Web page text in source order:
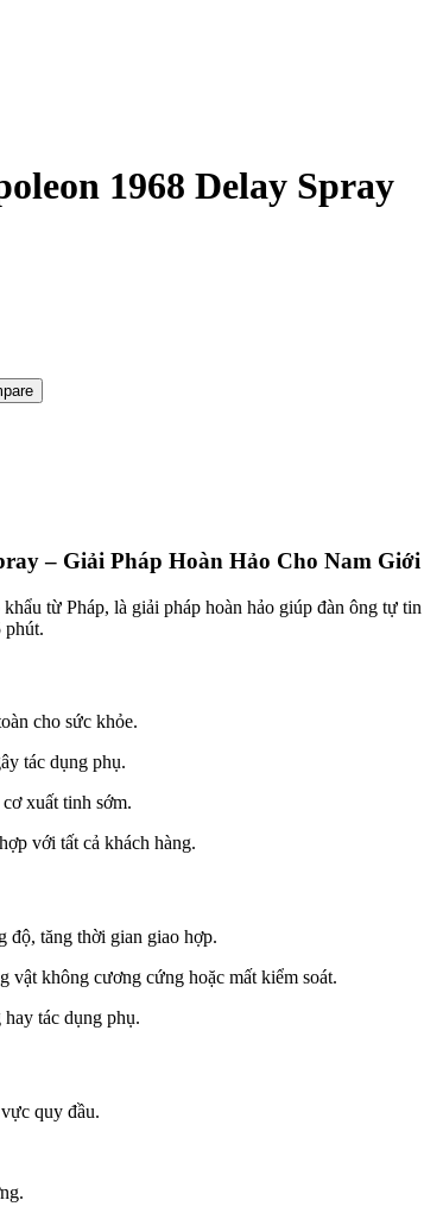
1968 Delay Spray
– Giải Pháp Hoàn Hảo Cho Nam Giới
từ Pháp, là giải pháp hoàn hảo giúp đàn ông tự
phút.
cho sức khỏe.
tác dụng phụ.
xuất tinh sớm.
với tất cả khách hàng.
độ, tăng thời gian giao hợp.
vật không cương cứng hoặc mất kiểm soát.
tác dụng phụ.
quy đầu.